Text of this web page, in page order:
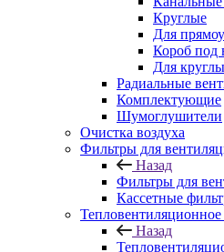
Круглые
Для
Короб под
Для
Радиальные
Комплектующие
Шумоглушители
Очистка воздуха
Фильтры для
Назад
Фильтры для
Кассетные
Назад